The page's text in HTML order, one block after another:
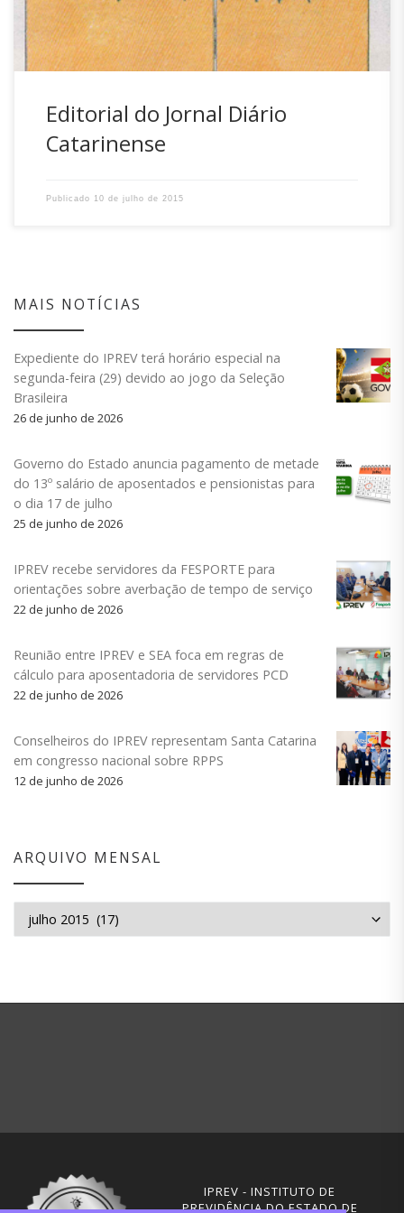
Editorial do Jornal Diário
Catarinense
Publicado 10 de julho de 2015
MAIS NOTÍCIAS
Expediente do IPREV terá horário especial na
segunda-feira (29) devido ao jogo da Seleção
Brasileira
26 de junho de 2026
Governo do Estado anuncia pagamento de metade
do 13º salário de aposentados e pensionistas para
o dia 17 de julho
25 de junho de 2026
IPREV recebe servidores da FESPORTE para
orientações sobre averbação de tempo de serviço
22 de junho de 2026
Reunião entre IPREV e SEA foca em regras de
cálculo para aposentadoria de servidores PCD
22 de junho de 2026
Conselheiros do IPREV representam Santa Catarina
em congresso nacional sobre RPPS
12 de junho de 2026
ARQUIVO MENSAL
IPREV - INSTITUTO DE
PREVIDÊNCIA DO ESTADO DE